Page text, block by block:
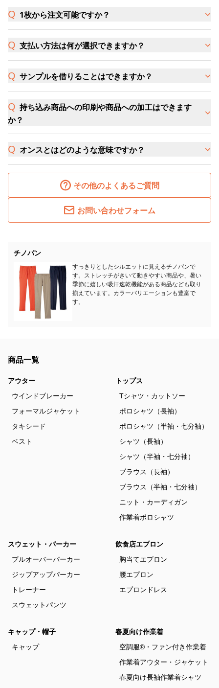
1枚から注文可能ですか？
支払い方法は何が選択できますか？
サンプルを借りることはできますか？
持ち込み商品への印刷や商品への加工はできます
か？
オンスとはどのような意味ですか？
その他のよくあるご質問
お問い合わせフォーム
チノパン
すっきりとしたシルエットに見えるチノパンで
す。ストレッチがきいて動きやすい商品や、暑い
季節に嬉しい吸汗速乾機能がある商品なども取り
揃えています。カラーバリエーションも豊富で
す。
商品一覧
アウター
ウインドブレーカー
フォーマルジャケット
タキシード
ベスト
トップス
Tシャツ・カットソー
ポロシャツ（長袖）
ポロシャツ（半袖・七分袖）
シャツ（長袖）
シャツ（半袖・七分袖）
ブラウス（長袖）
ブラウス（半袖・七分袖）
ニット・カーディガン
作業着ポロシャツ
スウェット・パーカー
プルオーバーパーカー
ジップアップパーカー
トレーナー
スウェットパンツ
飲食店エプロン
胸当てエプロン
腰エプロン
エプロンドレス
キャップ・帽子
キャップ
春夏向け作業着
空調服®・ファン付き作業着
作業着アウター・ジャケット
春夏向け長袖作業着シャツ